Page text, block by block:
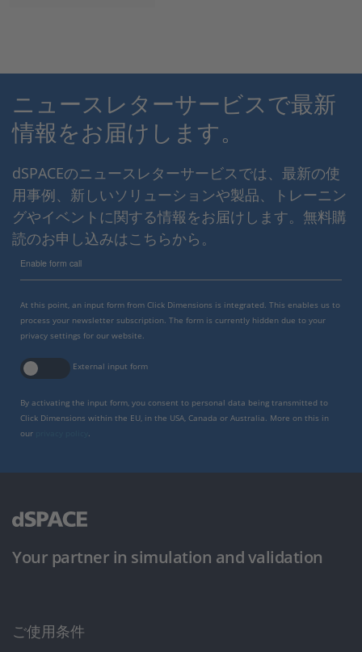
ニュースレターサービスで最新
情報をお届けします。
dSPACEのニュースレターサービスでは、最新の使
用事例、新しいソリューションや製品、トレーニン
グやイベントに関する情報をお届けします。無料購
読のお申し込みはこちらから。
Enable form call
At this point, an input form from Click Dimensions is integrated. This enables us to
process your newsletter subscription. The form is currently hidden due to your
privacy settings for our website.
External input form
By activating the input form, you consent to personal data being transmitted to
Click Dimensions within the EU, in the USA, Canada or Australia. More on this in
our
Your partner in simulation and validation
ご使用条件